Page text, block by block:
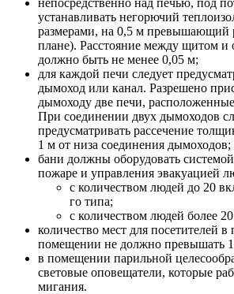
устанавливать негорючий
размерами, на 0,5 м превышающий
плане). Расстояние между щитом и
должно быть не менее 0,05 м;
для каждой печи следует
дымоход или канал. Разрешено
дымоходу две печи,
При соединении двух дымоходов
предусматривать рассечение
1 м от низа соединения дымоходов;
бани должны оборудовать
пожаре и управления эвакуацией
с количеством людей до 20
го типа;
с количеством людей более
количество мест для посетителей
помещении не должно превышать
в помещении парильной
световые оповещатели, которые
мигания.